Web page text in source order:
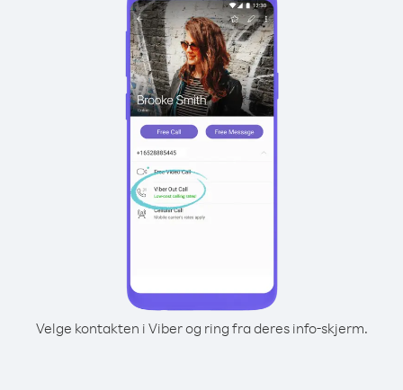
Velge kontakten i Viber og ring fra deres info-skjerm.